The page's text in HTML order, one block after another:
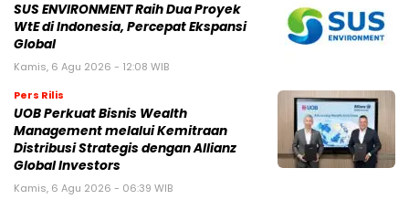
SUS ENVIRONMENT Raih Dua Proyek
WtE di Indonesia, Percepat Ekspansi
Global
Kamis, 6 Agu 2026 - 12:08 WIB
Pers Rilis
UOB Perkuat Bisnis Wealth
Management melalui Kemitraan
Distribusi Strategis dengan Allianz
Global Investors
Kamis, 6 Agu 2026 - 06:39 WIB